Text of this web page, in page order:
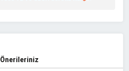
Önerileriniz